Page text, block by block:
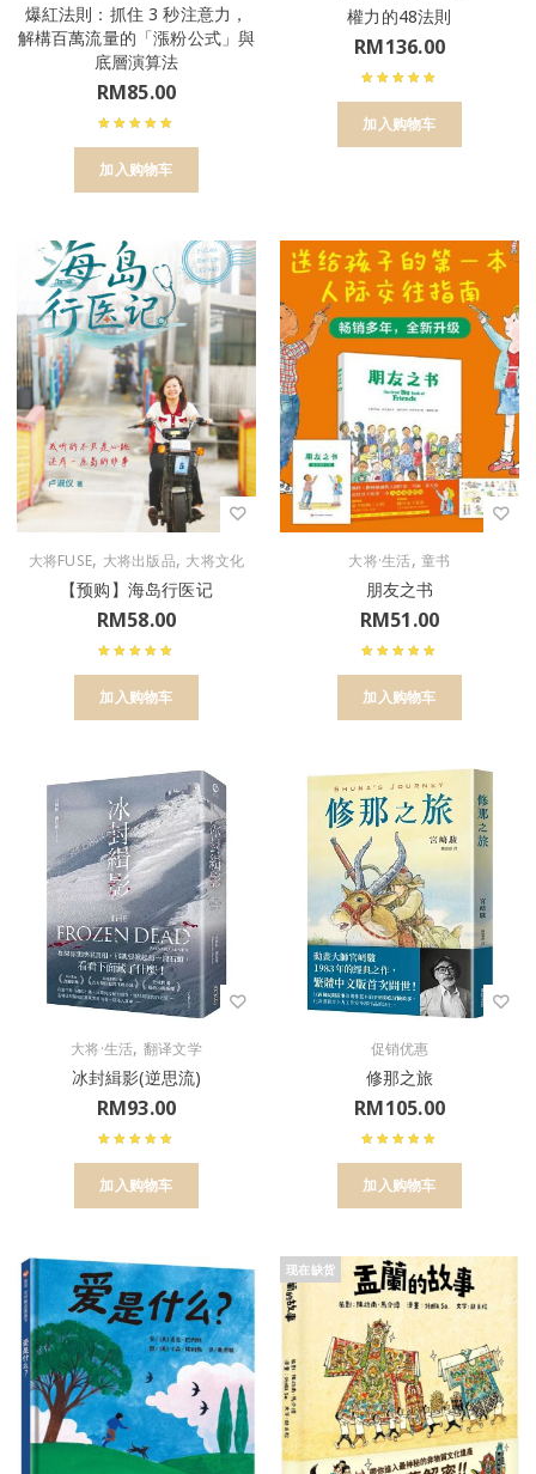
爆紅法則：抓住 3 秒注意力，
解構百萬流量的「漲粉公式」與
底層演算法
RM85.00
加入购物车
權力的48法則
RM136.00
加入购物车
大将FUSE, 大将出版品, 大将文化
【预购】海岛行医记
RM58.00
加入购物车
大将·生活,童书
朋友之书
RM51.00
加入购物车
大将·生活, 翻译文学
冰封緝影(逆思流)
RM93.00
加入购物车
促销优惠
修那之旅
RM105.00
加入购物车
现在缺货